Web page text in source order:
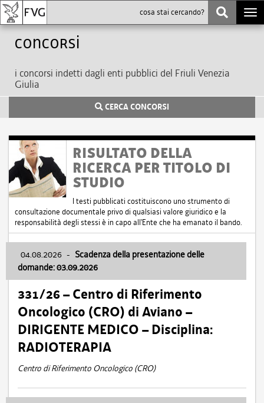
Concorsi
i concorsi indetti dagli enti pubblici del Friuli Venezia
Giulia
CERCA CONCORSI
RISULTATO DELLA
RICERCA PER TITOLO DI
STUDIO
I testi pubblicati costituiscono uno strumento di
consultazione documentale privo di qualsiasi valore giuridico e la
responsabilità degli stessi è in capo all'Ente che ha emanato il bando.
04.08.2026 - Scadenza della presentazione delle
domande: 03.09.2026
331/26 – Centro di Riferimento
Oncologico (CRO) di Aviano –
DIRIGENTE MEDICO – Disciplina:
RADIOTERAPIA
Centro di Riferimento Oncologico (CRO)